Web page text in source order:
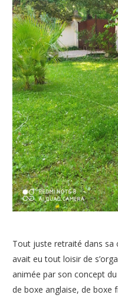
Tout juste retraité dans sa
avait eu tout loisir de
animée par son concept
de boxe anglaise, de boxe